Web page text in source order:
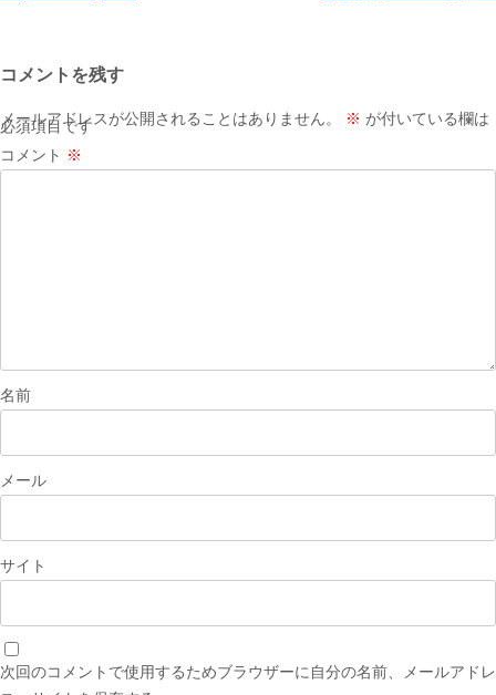
ビ
ゲ
ー
コメントを残す
メールアドレスが公開されることはありません。 ※ が付いている欄は
必須項目です
コメント ※
名前
メール
サイト
次回のコメントで使用するためブラウザーに自分の名前、メールアドレ